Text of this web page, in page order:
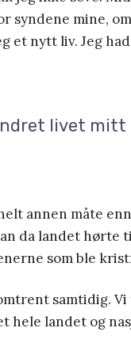
syndene mine,
et nytt liv. Jeg
livet mitt
annen måte
da landet hørte
som ble
samtidig.
hele landet og